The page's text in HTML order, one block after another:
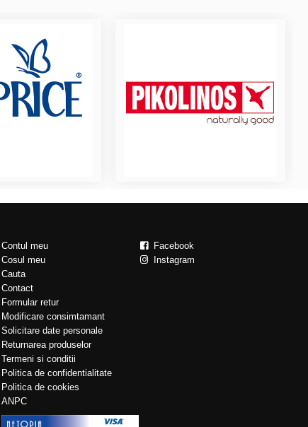
Contul meu
Cosul meu
Cauta
Contact
Formular retur
Modificare consimtamant
Solicitare date personale
Returnarea produselor
Termeni si conditii
Politica de confidentialitate
Politica de cookies
ANPC
Facebook
Instagram